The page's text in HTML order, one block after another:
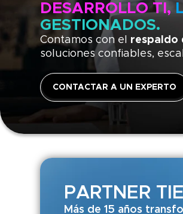
DESARROLLO TI,
GESTIONADOS.
Contamos con el respaldo
soluciones confiables,
CONTACTAR A UN EXPERTO
PARTNER
Más de 15 años